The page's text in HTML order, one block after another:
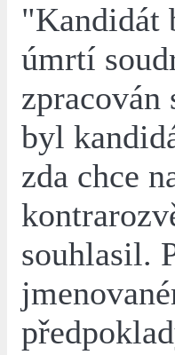
"Kandidát
úmrtí
zpracován
byl
zda chce
souhlasil.